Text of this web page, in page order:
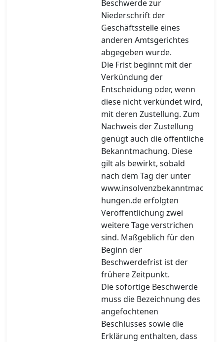
Beschwerde zur
Niederschrift der
Geschäftsstelle eines
anderen Amtsgerichtes
abgegeben wurde.
Die Frist beginnt mit der
Verkündung der
Entscheidung oder, wenn
diese nicht verkündet wird,
mit deren Zustellung. Zum
Nachweis der Zustellung
genügt auch die öffentliche
Bekanntmachung. Diese
gilt als bewirkt, sobald
nach dem Tag der unter
www.insolvenzbekanntmac
hungen.de erfolgten
Veröffentlichung zwei
weitere Tage verstrichen
sind. Maßgeblich für den
Beginn der
Beschwerdefrist ist der
frühere Zeitpunkt.
Die sofortige Beschwerde
muss die Bezeichnung des
angefochtenen
Beschlusses sowie die
Erklärung enthalten, dass